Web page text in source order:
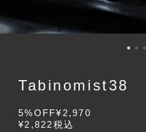
Tabinomist38
5%OFF¥2,970
¥2,822税込